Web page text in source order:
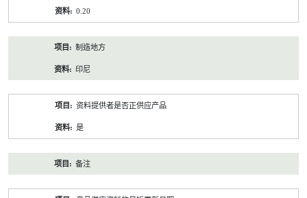
0.20
制造地方
印尼
资料提供者是否正供应产品
是
备注